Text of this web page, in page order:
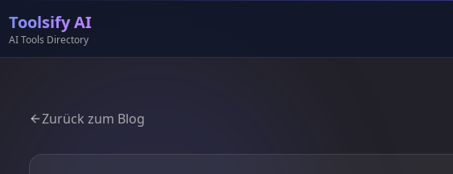
Toolsify AI
AI Tools Directory
Zurück zum Blog